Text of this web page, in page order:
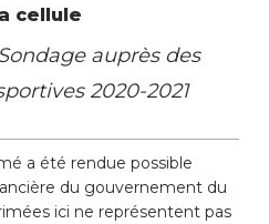
cellule
auprès des
2020-2021
a été rendue possible
du gouvernement du
ici ne représentent pas